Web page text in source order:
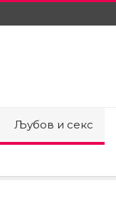
Љубов и секс